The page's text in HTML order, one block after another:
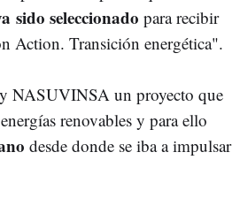
sido seleccionado para recibir
Action. Transición energética".
NASUVINSA un proyecto que
renovables y para ello
desde donde se iba a impulsar